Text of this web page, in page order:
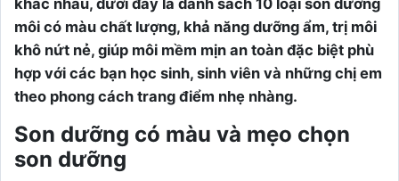
khác nhau, dưới đây là danh sách 10 loại son dưỡng
môi có màu chất lượng, khả năng dưỡng ẩm, trị môi
khô nứt nẻ, giúp môi mềm mịn an toàn đặc biệt phù
hợp với các bạn học sinh, sinh viên và những chị em
theo phong cách trang điểm nhẹ nhàng.
Son dưỡng có màu và mẹo chọn
son dưỡng